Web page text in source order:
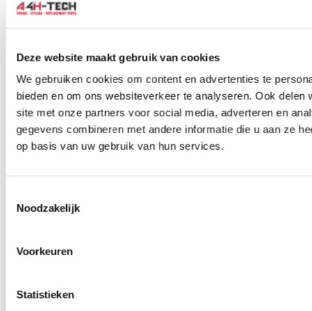
Deze website maakt gebruik van cookies
We gebruiken cookies om content en advertenties te
bieden en om ons websiteverkeer te analyseren. Ook
site met onze partners voor social media, adverteren en
gegevens combineren met andere informatie die u aan ze
op basis van uw gebruik van hun services.
Noodzakelijk
Voorkeuren
Statistieken
0producten beschikbaar
Wiellagers & Naven
0producten beschikbaar
0producten beschikbaar
Spoorverbreders
0producten beschikbaar
Wielmoeren
0producten beschikbaar
Draadeinden
0 producten beschikbaar
0producten beschikbaar